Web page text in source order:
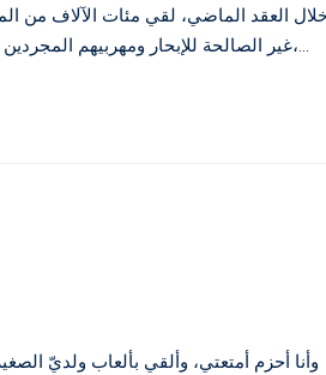
العقد الماضي، لقي مئات الآلاف من
غير الصالحة للإبحار ومهربيهم المجردين من الضمائر والمبادئ. وحيثما وُجدت جثثهم، بعد أن تجرفها المياه إلى الشواطئ الأوروبية في الغالب،…